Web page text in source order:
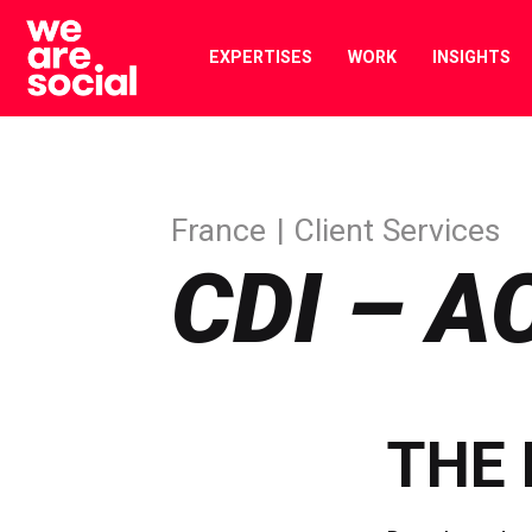
Skip
content
EXPERTISES WORK INSIGHTS
CDI –
France Client Services
THE